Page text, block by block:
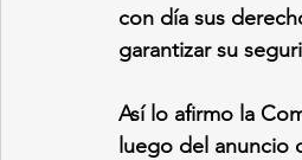
con día sus
garantizar su
Así lo afirmo la
luego del anuncio